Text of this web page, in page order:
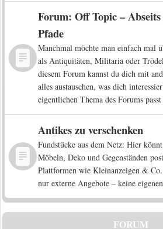
Forum: Off Topic –
Pfade
Manchmal möchte man einfach mal
als Antiquitäten, Militaria oder
diesem Forum kannst du dich mit
alles austauschen, was dich
eigentlichen Thema des Forums
Antikes zu verschenken
Fundstücke aus dem Netz: Hier
Möbeln, Deko und Gegenständen
Plattformen wie Kleinanzeigen &
nur externe Angebote – keine
FORUM